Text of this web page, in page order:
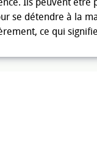
se détendre à la
ce qui